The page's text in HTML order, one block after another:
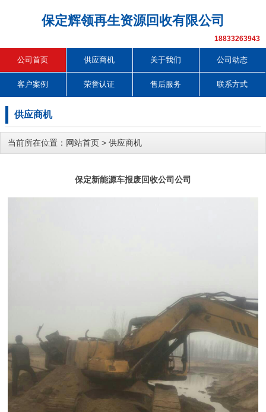
保定辉领再生资源回收有限公司
18833263943
公司首页 供应商机 关于我们 公司动态
客户案例 荣誉认证 售后服务 联系方式
供应商机
当前所在位置： 网站首页 > 供应商机
保定新能源车报废回收公司公司